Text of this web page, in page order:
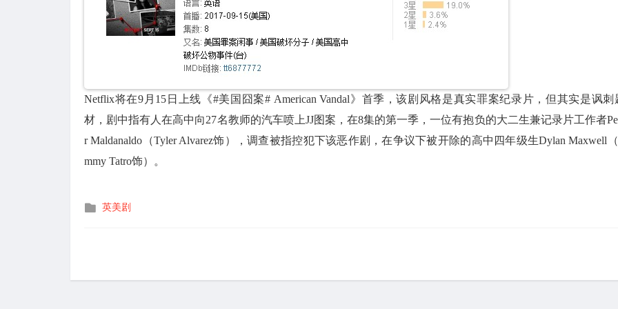
Netflix将在9月15日上线《#美国囧案# American Vandal》首季，该剧风格是真实罪案纪录片，但其实是讽刺
材，剧中指有人在高中向27名教师的汽车喷上JJ图案，在8集的第一季，一位有抱负的大二生兼记录片工作者
r Maldanaldo（Tyler Alvarez饰），调查被指控犯下该恶作剧，在争议下被开除的高中四年级生Dylan Maxwell
mmy Tatro饰）。
发
英美剧